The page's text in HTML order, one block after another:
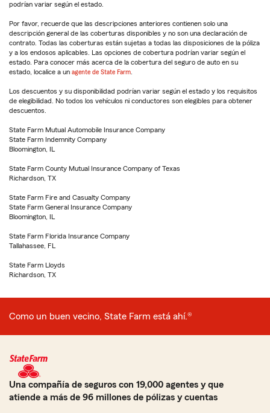
podrían variar según el estado.
Por favor, recuerde que las descripciones anteriores contienen solo una
descripción general de las coberturas disponibles y no son una declaración de
contrato. Todas las coberturas están sujetas a todas las disposiciones de la póliza
y a los endosos aplicables. Las opciones de cobertura podrían variar según el
estado. Para conocer más acerca de la cobertura del seguro de auto en su
estado, localice a un agente de State Farm
Los descuentos y su disponibilidad podrían variar según el estado y los requisitos
de elegibilidad. No todos los vehículos ni conductores son elegibles para obtener
descuentos.
State Farm Mutual Automobile Insurance Company
State Farm Indemnity Company
Bloomington, IL
State Farm County Mutual Insurance Company of Texas
Richardson, TX
State Farm Fire and Casualty Company
State Farm General Insurance Company
Bloomington, IL
State Farm Florida Insurance Company
Tallahassee, FL
State Farm Lloyds
Richardson, TX
Como un buen vecino, State Farm está ahí.®
Una compañía de seguros con 19,000 agentes y que
atiende a más de 96 millones de pólizas y cuentas